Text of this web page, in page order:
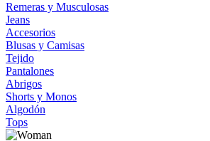
Remeras y Musculosas
Jeans
Accesorios
Blusas y Camisas
Tejido
Pantalones
Abrigos
Shorts y Monos
Algodón
Tops